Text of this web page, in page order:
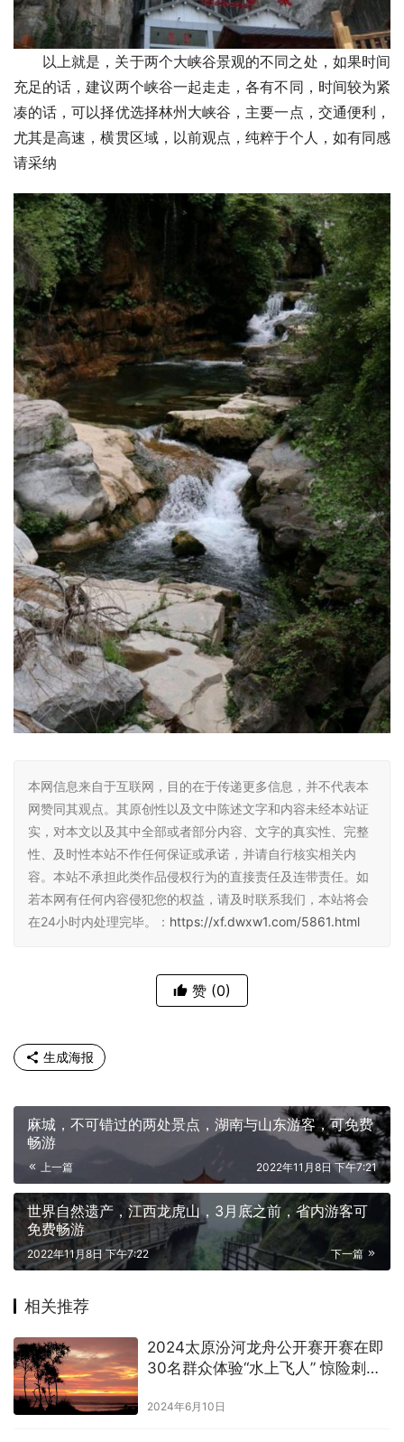
以上就是，关于两个大峡谷景观的不同之处，如果时间
充足的话，建议两个峡谷一起走走，各有不同，时间较为紧
凑的话，可以择优选择林州大峡谷，主要一点，交通便利，
尤其是高速，横贯区域，以前观点，纯粹于个人，如有同感
请采纳
本网信息来自于互联网，目的在于传递更多信息，并不代表本
网赞同其观点。其原创性以及文中陈述文字和内容未经本站证
实，对本文以及其中全部或者部分内容、文字的真实性、完整
性、及时性本站不作任何保证或承诺，并请自行核实相关内
容。本站不承担此类作品侵权行为的直接责任及连带责任。如
若本网有任何内容侵犯您的权益，请及时联系我们，本站将会
在24小时内处理完毕。： https://xf.dwxw1.com/5861.html
赞 (0)
生成海报
麻城，不可错过的两处景点，湖南与山东游客，可免费
畅游
上一篇 2022年11月8日 下午7:21
世界自然遗产，江西龙虎山，3月底之前，省内游客可
免费畅游
下一篇
2022年11月8日 下午7:22
相关推荐
2024太原汾河龙舟公开赛开赛在即
30名群众体验“水上飞人” 惊险刺
2024年6月10日